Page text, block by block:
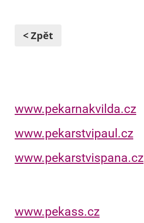
< Zpět
www.pekarnakvilda.cz
www.pekarstvipaul.cz
www.pekarstvispana.cz
www.pekass.cz